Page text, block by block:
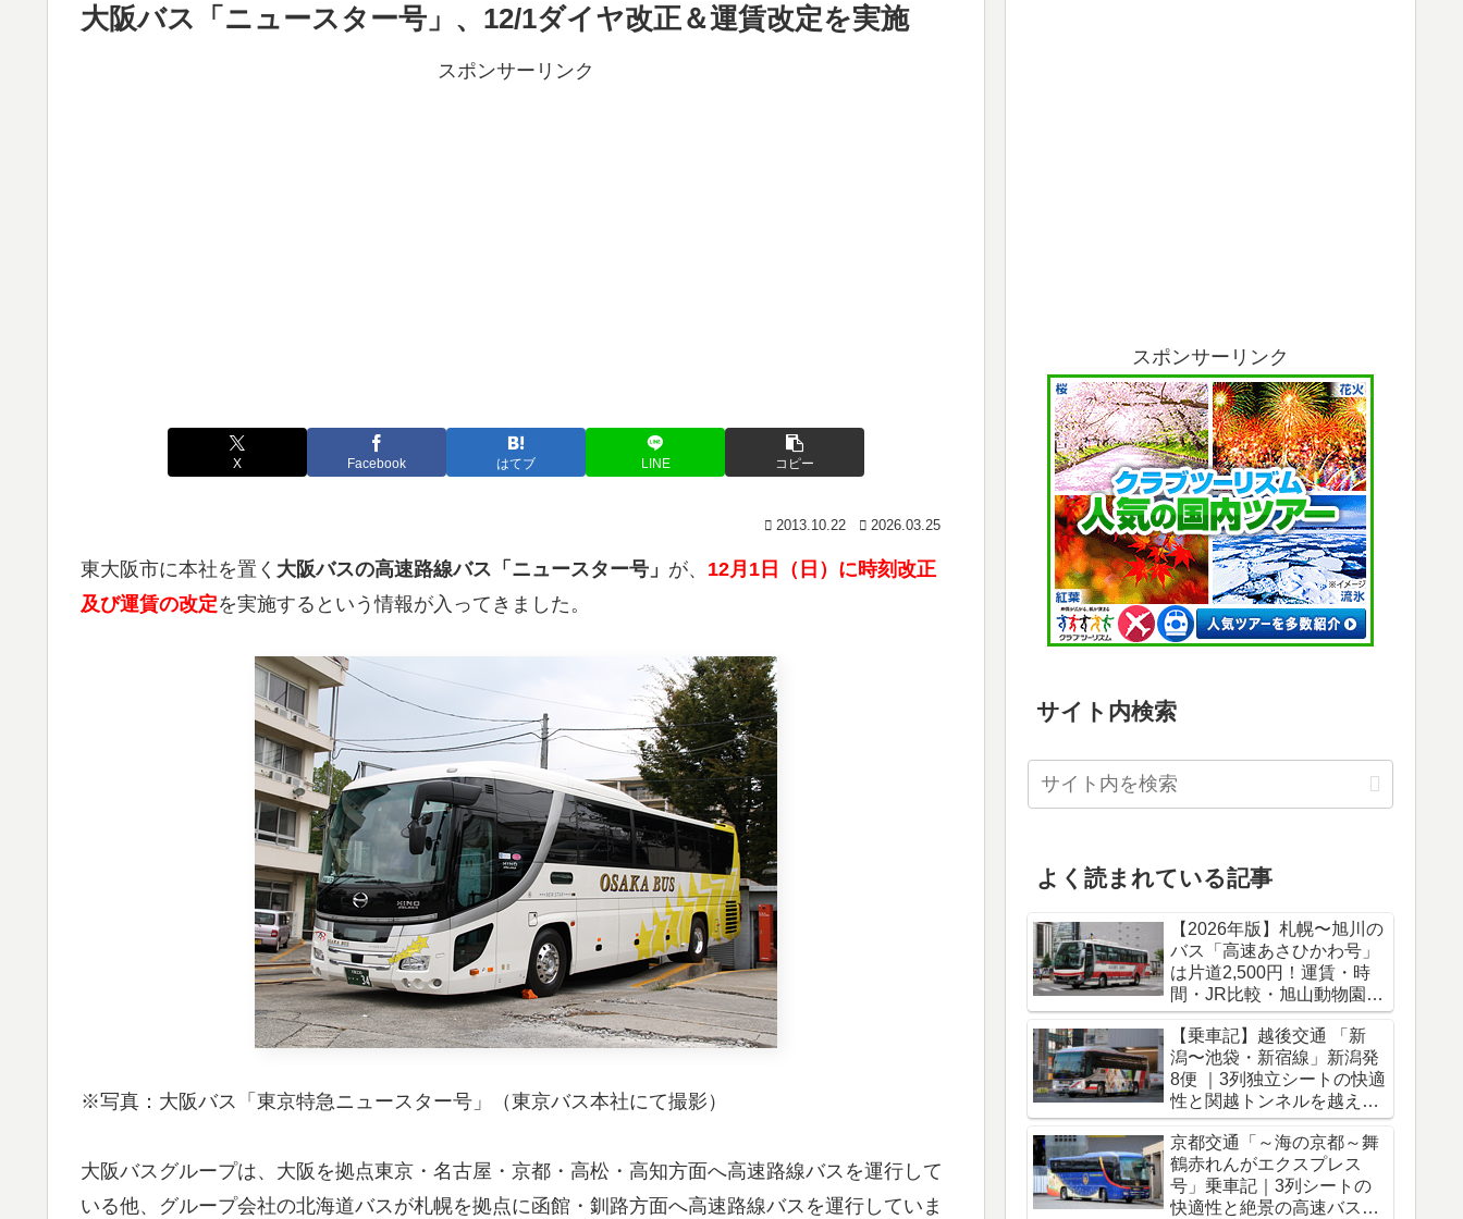
大阪バス「ニュースター号」、12/1ダイヤ改正＆運賃改定を実施
スポンサーリンク
X Facebook はてブ LINE コピー
2013.10.22 2026.03.25
東大阪市に本社を置く 大阪バスの高速路線バス「ニュースター号」 が、 12月1日（日）に時刻改正
及び運賃の改定を実施するという情報が入ってきました。
※写真：大阪バス「東京特急ニュースター号」（東京バス本社にて撮影）
大阪バスグループは、大阪を拠点東京・名古屋・京都・高松・高知方面へ高速路線バスを運行して
いる他、グループ会社の北海道バスが札幌を拠点に函館・釧路方面へ高速路線バスを運行していま
スポンサーリンク
サイト内検索
よく読まれている記事
【2026年版】札幌〜旭川の
バス「高速あさひかわ号」
は片道2,500円！運賃・時
間・JR比較・旭山動物園ア
クセス完全ガイド
【乗車記】越後交通 「新
潟〜池袋・新宿線」新潟発
8便 ｜3列独立シートの快適
性と関越トンネルを越える
冬のバス旅
京都交通「～海の京都～舞
鶴赤れんがエクスプレス
号」乗車記｜3列シートの
快適性と絶景の高速バス車